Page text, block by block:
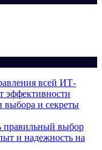
всей ИТ-
эффективности
и секреты
правильный выбор
и надежность на